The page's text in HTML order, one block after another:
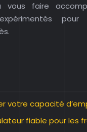
vous faire
pour
votre capacité
fiable pour les